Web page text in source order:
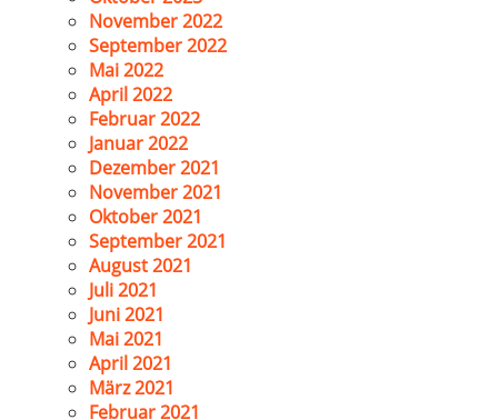
November 2022
September 2022
Mai 2022
April 2022
Februar 2022
Januar 2022
Dezember 2021
November 2021
Oktober 2021
September 2021
August 2021
Juli 2021
Juni 2021
Mai 2021
April 2021
März 2021
Februar 2021